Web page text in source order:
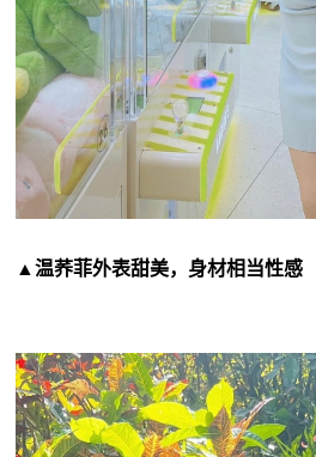
▲温荞菲外表甜美，身材相当性感